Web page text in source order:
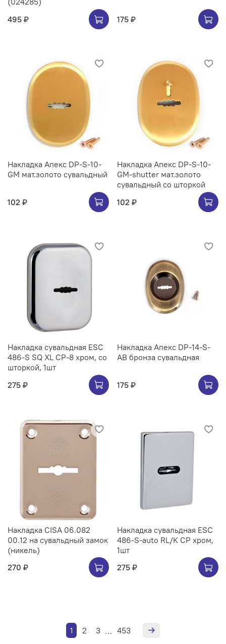
495 ₽
175 ₽
Накладка Апекс DP-S-10-
GM мат.золото сувальдный
102 ₽
Накладка Апекс DP-S-10-
GM-shutter мат.золото
сувальдный со шторкой
102 ₽
Накладка сувальдная ESC
486-S SQ XL CP-8 хром, со
шторкой, 1шт
275 ₽
Накладка Апекс DP-14-S-
AB бронза сувальдная
175 ₽
Накладка CISA 06.082
00.12 на сувальдный замок
(никель)
270 ₽
Накладка сувальдная ESC
486-S-auto RL/K CP хром,
1шт
275 ₽
1 2 3 … 453